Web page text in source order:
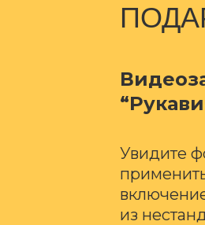
Увидите
из